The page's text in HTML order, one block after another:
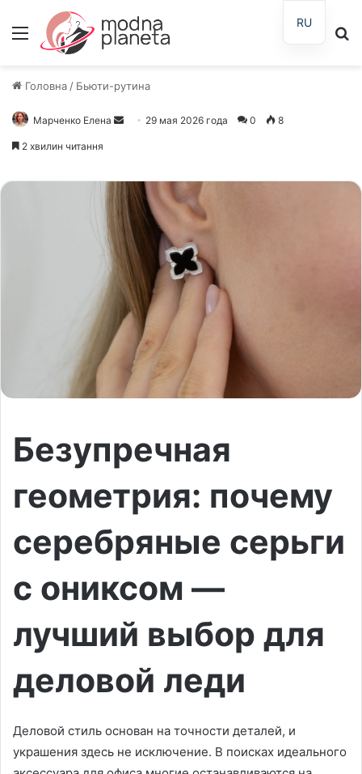
Меню
Головна / Бьюти-рутина
Марченко Елена
Отправить
29 мая 2026 года 0 8
2 хвилин читання
Безупречная
геометрия: почему
серебряные серьги
с ониксом —
лучший выбор для
деловой леди
Деловой стиль основан на точности деталей, и
украшения здесь не исключение. В поисках идеального
RU